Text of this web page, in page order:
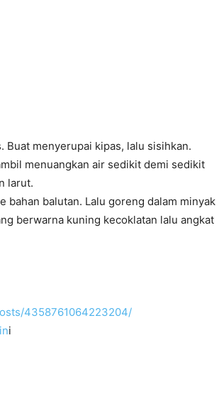
Buat menyerupai kipas, lalu sisihkan.
menuangkan air sedikit demi sedikit
larut.
bahan balutan. Lalu goreng dalam minyak
berwarna kuning kecoklatan lalu angkat
4358761064223204/
i